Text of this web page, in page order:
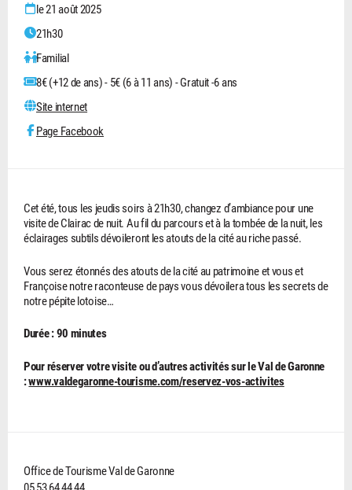
le 21 août 2025
21h30
Familial
8€ (+12 de ans) - 5€ (6 à 11 ans) - Gratuit -6 ans
Site internet
Page Facebook
Cet été, tous les jeudis soirs à 21h30, changez d’ambiance pour une
visite de Clairac de nuit. Au fil du parcours et à la tombée de la nuit, les
éclairages subtils dévoileront les atouts de la cité au riche passé.
Vous serez étonnés des atouts de la cité au patrimoine et vous et
Françoise notre raconteuse de pays vous dévoilera tous les secrets de
notre pépite lotoise…
Durée : 90 minutes
Pour réserver votre visite ou d’autres activités sur le Val de Garonne
:www.valdegaronne-tourisme.com/reservez-vos-activites
Office de Tourisme Val de Garonne
05 53 64 44 44